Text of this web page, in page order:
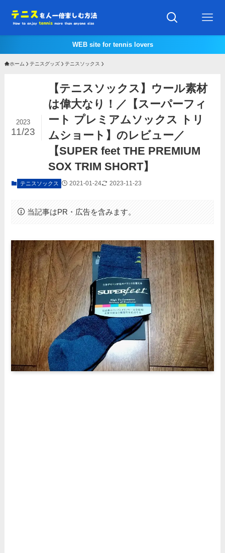
WEB site for tennis lovers
ホーム テニスグッズ テニスソックス
【テニスソックス】ウール素材
は偉大なり！／【スーパーフィ
ート プレミアムソックス トリ
ムショート】のレビュー／
【SUPER feet THE PREMIUM
SOX TRIM SHORT】
2023
11/23
テニスソックス 2021-01-24 2023-11-23
当記事はPR・広告を含みます。